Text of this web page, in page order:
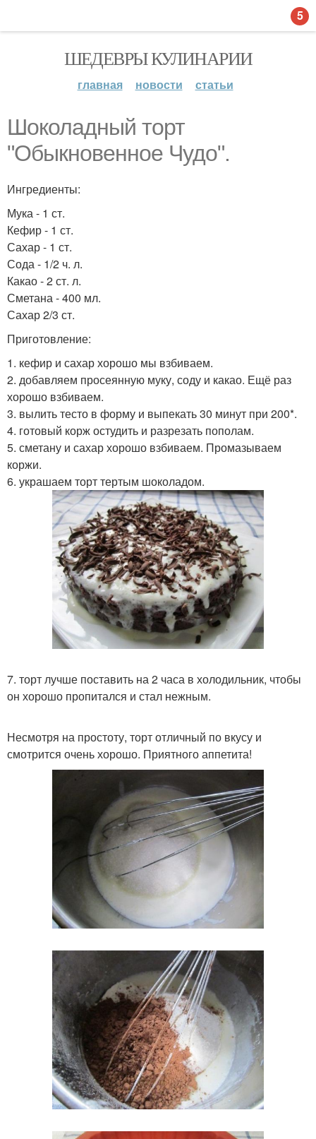
ШЕДЕВРЫ КУЛИНАРИИ
главная новости статьи
Шоколадный торт
"Обыкновенное Чудо".
Ингредиенты:
Мука - 1 ст.
Кефир - 1 ст.
Сахар - 1 ст.
Сода - 1/2 ч. л.
Какао - 2 ст. л.
Сметана - 400 мл.
Сахар 2/3 ст.
Приготовление:
1. кефир и сахар хорошо мы взбиваем.
2. добавляем просеянную муку, соду и какао. Ещё раз
хорошо взбиваем.
3. вылить тесто в форму и выпекать 30 минут при 200*.
4. готовый корж остудить и разрезать пополам.
5. сметану и сахар хорошо взбиваем. Промазываем
коржи.
6. украшаем торт тертым шоколадом.
7. торт лучше поставить на 2 часа в холодильник, чтобы
он хорошо пропитался и стал нежным.
Несмотря на простоту, торт отличный по вкусу и
смотрится очень хорошо. Приятного аппетита!
5